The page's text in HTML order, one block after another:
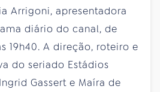
Arrigoni, apresentadora
diário do canal, de
19h40. A direção, roteiro e
do seriado Estádios
Gassert e Maíra de